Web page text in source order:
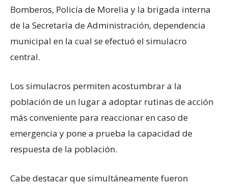
Bomberos, Policía de Morelia y la brigada interna
de la Secretaría de Administración, dependencia
municipal en la cual se efectuó el simulacro
central.
Los simulacros permiten acostumbrar a la
población de un lugar a adoptar rutinas de acción
más conveniente para reaccionar en caso de
emergencia y pone a prueba la capacidad de
respuesta de la población.
Cabe destacar que simultáneamente fueron